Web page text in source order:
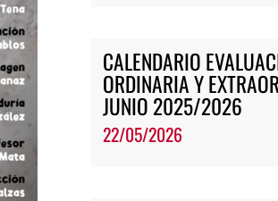
CALENDARIO
ORDINARIA Y
JUNIO 2025/2026
22/05/2026